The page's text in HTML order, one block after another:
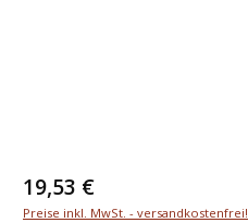
Regulärer Preis:
19,53 €
Preise inkl. MwSt. - versandkostenfrei!